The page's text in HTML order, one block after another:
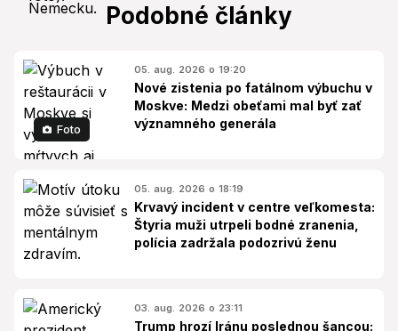
Podobné články
Foto
05. aug. 2026 o 19:20
Nové zistenia po fatálnom výbuchu v
Moskve: Medzi obeťami mal byť zať
významného generála
05. aug. 2026 o 18:19
Krvavý incident v centre veľkomesta:
Štyria muži utrpeli bodné zranenia,
polícia zadržala podozrivú ženu
03. aug. 2026 o 23:11
Trump hrozí Iránu poslednou šancou: